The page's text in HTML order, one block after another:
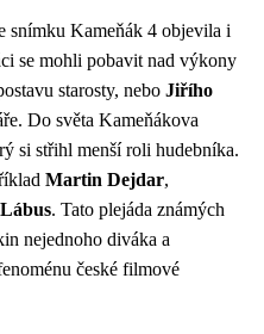
snímku Kameňák 4 objevila i
se mohli pobavit nad výkony
starosty, nebo Jiřího
Do světa Kameňákova
si střihl menší roli hudebníka.
Martin Dejdar,
. Tato plejáda známých
nejednoho diváka a
české filmové